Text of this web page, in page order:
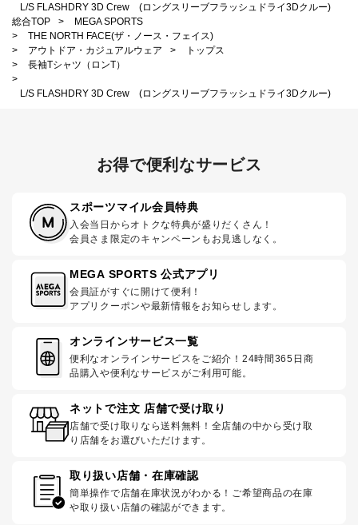
L/S FLASHDRY 3D Crew (ロングスリーブフラッシュドライ3Dクルー)
総合TOP
>
MEGA SPORTS
>
THE NORTH FACE(ザ・ノース・フェイス)
>
アウトドア・カジュアルウェア >
トップス
>
長袖Tシャツ（ロンT）
>
L/S FLASHDRY 3D Crew (ロングスリーブフラッシュドライ3Dクルー)
お得で便利なサービス
スポーツマイル会員特典
入会当日からオトクな特典が盛りだくさん！
会員さま限定のキャンペーンもお見逃しなく。
MEGA SPORTS 公式アプリ
会員証がすぐに開けて便利！
アプリクーポンや最新情報をお知らせします。
オンラインサービス一覧
便利なオンラインサービスをご紹介！24時間365日商
品購入や便利なサービスがご利用可能。
ネットで注文 店舗で受け取り
店舗で受け取りなら送料無料！全店舗の中から受け取
り店舗をお選びいただけます。
取り扱い店舗・在庫確認
簡単操作で店舗在庫状況がわかる！ご希望商品の在庫
や取り扱い店舗の確認ができます。